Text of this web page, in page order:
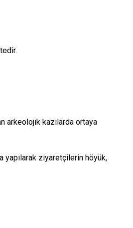
arkeolojik kazılarda ortaya
yapılarak ziyaretçilerin höyük,